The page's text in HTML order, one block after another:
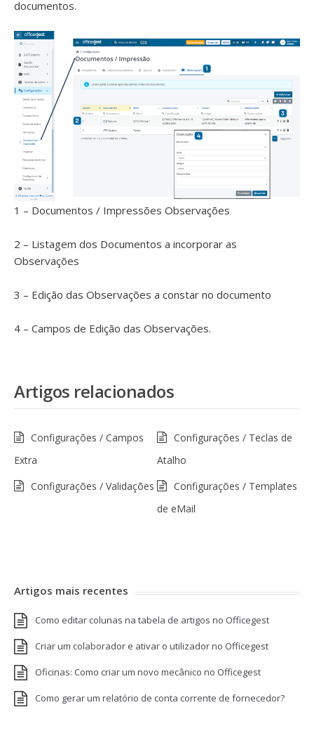
documentos.
1 – Documentos / Impressões Observações
2 – Listagem dos Documentos a incorporar as
Observações
3 – Edição das Observações a constar no documento
4 – Campos de Edição das Observações.
Artigos relacionados
Configurações / Campos
Extra
Configurações / Teclas de
Atalho
Configurações / Validações
Configurações / Templates
de eMail
Artigos mais recentes
Como editar colunas na tabela de artigos no Officegest
Criar um colaborador e ativar o utilizador no Officegest
Oficinas: Como criar um novo mecânico no Officegest
Como gerar um relatório de conta corrente de fornecedor?